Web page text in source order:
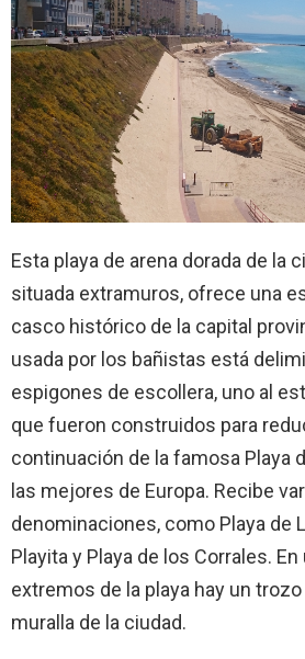
Esta playa de arena dorada de la
situada extramuros, ofrece una
casco histórico de la capital
usada por los bañistas está
espigones de escollera, uno al
que fueron construidos para
continuación de la famosa Playa
las mejores de Europa. Recibe
denominaciones, como Playa de
Playita y Playa de los Corrales.
extremos de la playa hay un
muralla de la ciudad.